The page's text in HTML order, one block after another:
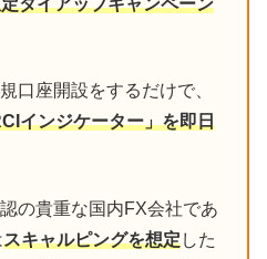
タイアップキャンペーン
口座開設をするだけで、
インジケーター」を即日
の貴重な国内FX会社であ
スキャルピングを想定した